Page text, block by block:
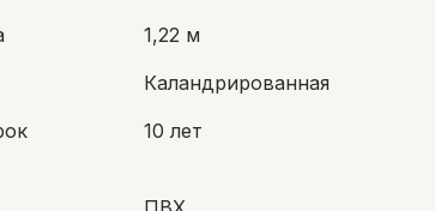
1,22 м
Каландрированная
10 лет